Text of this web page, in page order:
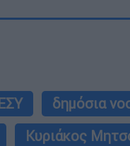
ΕΣΥ
δημόσια
Κυριάκος